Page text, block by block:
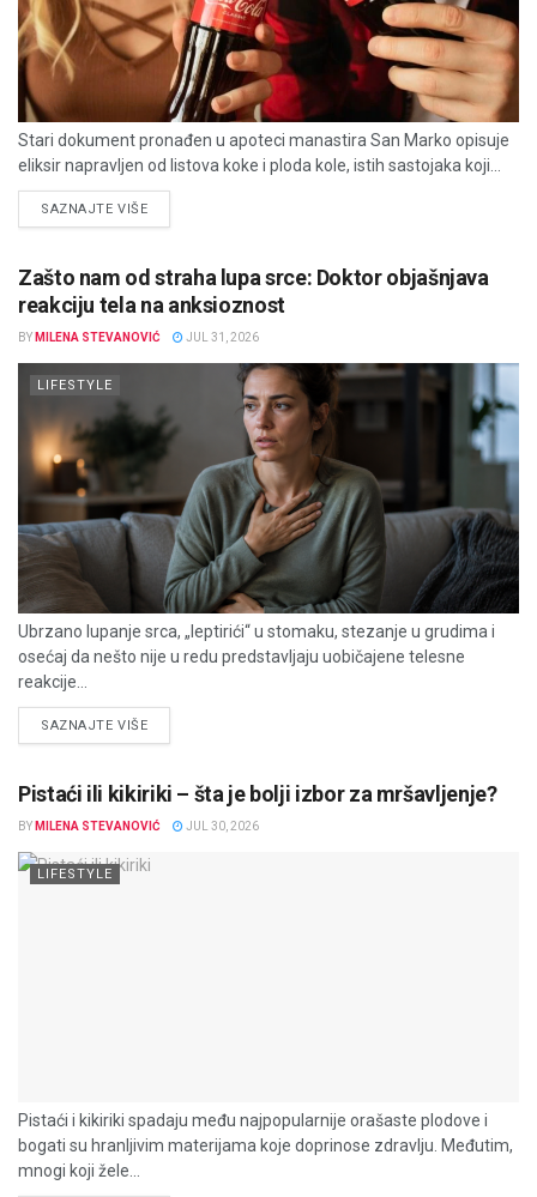
Stari dokument pronađen u apoteci manastira San Marko opisuje
eliksir napravljen od listova koke i ploda kole, istih sastojaka koji...
SAZNAJTE VIŠEDETAILS
Zašto nam od straha lupa srce: Doktor objašnjava
reakciju tela na anksioznost
BY MILENA STEVANOVIĆ JUL 31, 2026
LIFESTYLE
Ubrzano lupanje srca, „leptirići“ u stomaku, stezanje u grudima i
osećaj da nešto nije u redu predstavljaju uobičajene telesne
reakcije...
SAZNAJTE VIŠEDETAILS
Pistaći ili kikiriki – šta je bolji izbor za mršavljenje?
BY MILENA STEVANOVIĆ JUL 30, 2026
LIFESTYLE
Pistaći i kikiriki spadaju među najpopularnije orašaste plodove i
bogati su hranljivim materijama koje doprinose zdravlju. Međutim,
mnogi koji žele...